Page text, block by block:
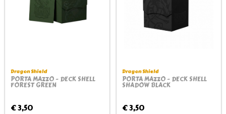
Dragon Shield
PORTA MAZZO - DECK SHELL
FOREST GREEN
€ 3,50
Dragon Shield
PORTA MAZZO - DECK SHELL
SHADOW BLACK
€ 3,50